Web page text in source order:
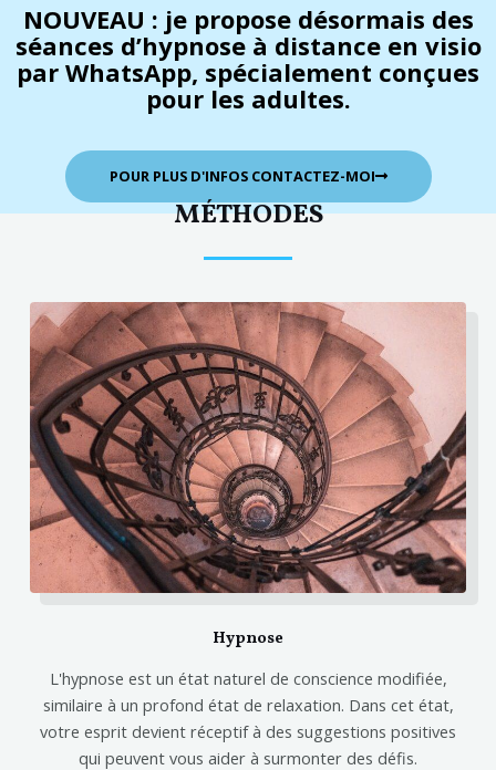
NOUVEAU : je propose désormais des
séances d’hypnose à distance en visio
par WhatsApp, spécialement conçues
pour les adultes.
POUR PLUS D'INFOS CONTACTEZ-MOI
MÉTHODES
Hypnose
L'hypnose est un état naturel de conscience modifiée,
similaire à un profond état de relaxation. Dans cet état,
votre esprit devient réceptif à des suggestions positives
qui peuvent vous aider à surmonter des défis.